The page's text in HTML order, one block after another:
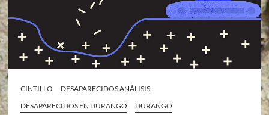
CINTILLO
DESAPARECIDOS ANÁLISIS
DESAPARECIDOS EN DURANGO
DURANGO